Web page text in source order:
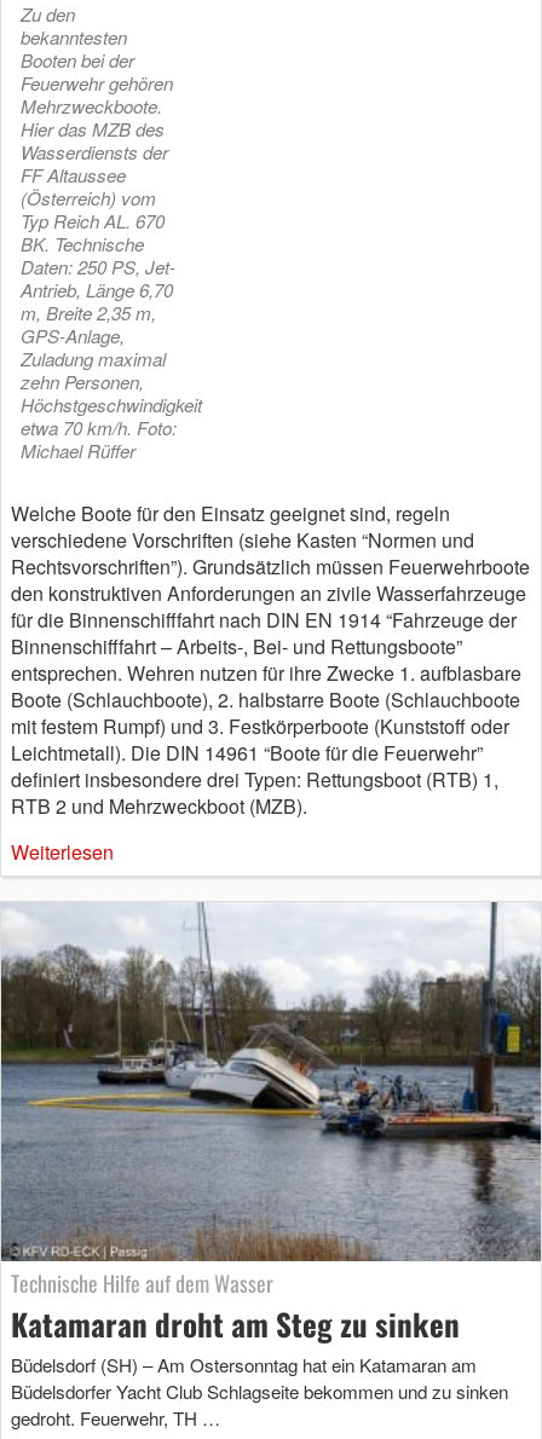
Zu den
bekanntesten
Booten bei der
Feuerwehr gehören
Mehrzweckboote.
Hier das MZB des
Wasserdiensts der
FF Altaussee
(Österreich) vom
Typ Reich AL. 670
BK. Technische
Daten: 250 PS, Jet-
Antrieb, Länge 6,70
m, Breite 2,35 m,
GPS-Anlage,
Zuladung maximal
zehn Personen,
Höchstgeschwindigkeit
etwa 70 km/h. Foto:
Michael Rüffer
Welche Boote für den Einsatz geeignet sind, regeln
verschiedene Vorschriften (siehe Kasten “Normen und
Rechtsvorschriften”). Grundsätzlich müssen Feuerwehrboote
den konstruktiven Anforderungen an zivile Wasserfahrzeuge
für die Binnenschifffahrt nach DIN EN 1914 “Fahrzeuge der
Binnenschifffahrt – Arbeits-, Bei- und Rettungsboote”
entsprechen. Wehren nutzen für ihre Zwecke 1. aufblasbare
Boote (Schlauchboote), 2. halbstarre Boote (Schlauchboote
mit festem Rumpf) und 3. Festkörperboote (Kunststoff oder
Leichtmetall). Die DIN 14961 “Boote für die Feuerwehr”
definiert insbesondere drei Typen: Rettungsboot (RTB) 1,
RTB 2 und Mehrzweckboot (MZB).
Weiterlesen
Technische Hilfe auf dem Wasser
Katamaran droht am Steg zu sinken
Büdelsdorf (SH) – Am Ostersonntag hat ein Katamaran am
Büdelsdorfer Yacht Club Schlagseite bekommen und zu sinken
gedroht. Feuerwehr, TH …